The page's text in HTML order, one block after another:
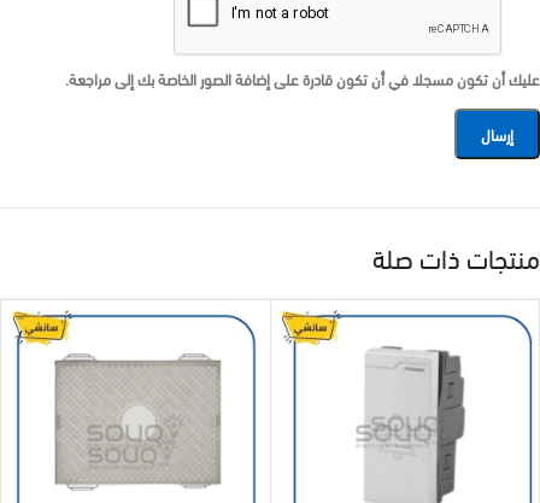
عليك أن تكون مسجلا في أن تكون قادرة على إضافة الصور الخاصة بك إلى مراجعة.
منتجات ذات صلة